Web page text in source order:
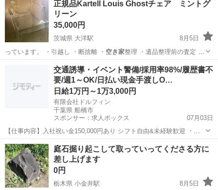
正規品Kartell Louis Ghostチェア ミントグ
リーン
35,000円
茨城県 大洋駅
8月5日
っています。 ・引越し ・断捨離 ・ 空き家整理 ・遺品整理前の査定 な
どでまと…
大洋駅 椅子
交通誘導・イベント警備/採用率98%/履歴書不
要/週1～OK/日払い現金手渡しO…
日給1万円～1万3,000円
有限会社ドルフィン
千葉県 船橋市
スポンサー：求人ボックス
07月03日
【仕事内容】入社祝い金150,000円あり シフト自由&未経験歓迎
・直
行直帰OK ・一部車・自転車・バイク通勤OK ・週1～OK ・日払い・
週払いOK、現金手渡しも可能です! <仕事内容> 建築・土木工事現場
で...
アルバイト・パート
庭石掘り起こして取っていってくださる方に
差し上げます
0円
栃木県 小金井駅
8月5日